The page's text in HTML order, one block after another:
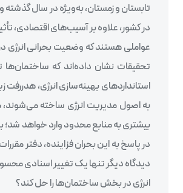
تابستان و زمستان، به‌ویژه در سال
در کشور، علاوه بر آسیب‌های اقتصادی،
عواملی هستند که وضعیت بحرانی انرژی
استانداردهای بهینه‌سازی انرژی،
به اصول مدیریت انرژی ساخته می‌شوند،
بیشتری به منابع محدود وارد خواهد شد؛
انرژی در بخش ساختمان‌ها را حل کند؟